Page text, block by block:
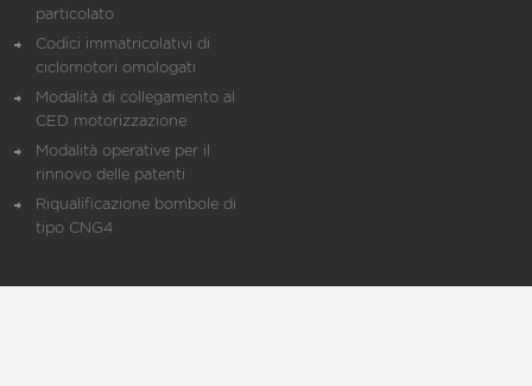
particolato
Codici immatricolativi di
ciclomotori omologati
Modalità di collegamento al
CED motorizzazione
Modalità operative per il
rinnovo delle patenti
Riqualificazione bombole di
tipo CNG4